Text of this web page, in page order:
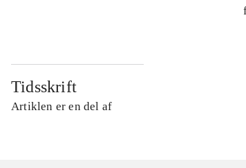
Tidsskrift
Artiklen er en del af